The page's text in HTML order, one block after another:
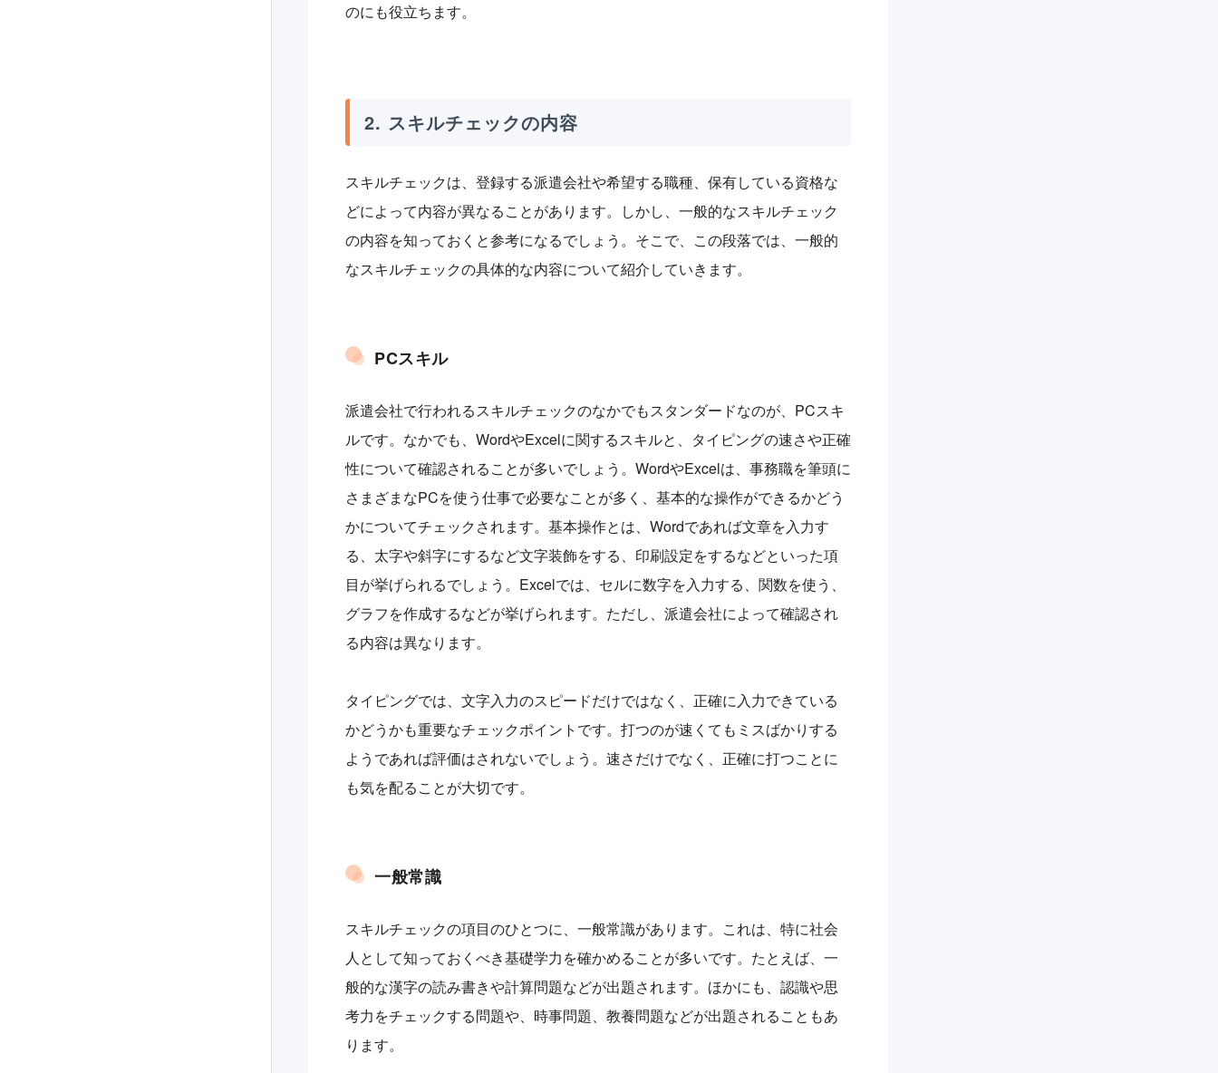
のにも役立ちます。
2. スキルチェックの内容
スキルチェックは、登録する派遣会社や希望する職種、保有している資格な
どによって内容が異なることがあります。しかし、一般的なスキルチェック
の内容を知っておくと参考になるでしょう。そこで、この段落では、一般的
なスキルチェックの具体的な内容について紹介していきます。
PCスキル
派遣会社で行われるスキルチェックのなかでもスタンダードなのが、PCスキ
ルです。なかでも、WordやExcelに関するスキルと、タイピングの速さや正確
性について確認されることが多いでしょう。WordやExcelは、事務職を筆頭に
さまざまなPCを使う仕事で必要なことが多く、基本的な操作ができるかどう
かについてチェックされます。基本操作とは、Wordであれば文章を入力す
る、太字や斜字にするなど文字装飾をする、印刷設定をするなどといった項
目が挙げられるでしょう。Excelでは、セルに数字を入力する、関数を使う、
グラフを作成するなどが挙げられます。ただし、派遣会社によって確認され
る内容は異なります。
タイピングでは、文字入力のスピードだけではなく、正確に入力できている
かどうかも重要なチェックポイントです。打つのが速くてもミスばかりする
ようであれば評価はされないでしょう。速さだけでなく、正確に打つことに
も気を配ることが大切です。
一般常識
スキルチェックの項目のひとつに、一般常識があります。これは、特に社会
人として知っておくべき基礎学力を確かめることが多いです。たとえば、一
般的な漢字の読み書きや計算問題などが出題されます。ほかにも、認識や思
考力をチェックする問題や、時事問題、教養問題などが出題されることもあ
ります。